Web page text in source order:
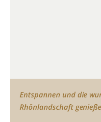
Entspannen und die
Rhönlandschaft